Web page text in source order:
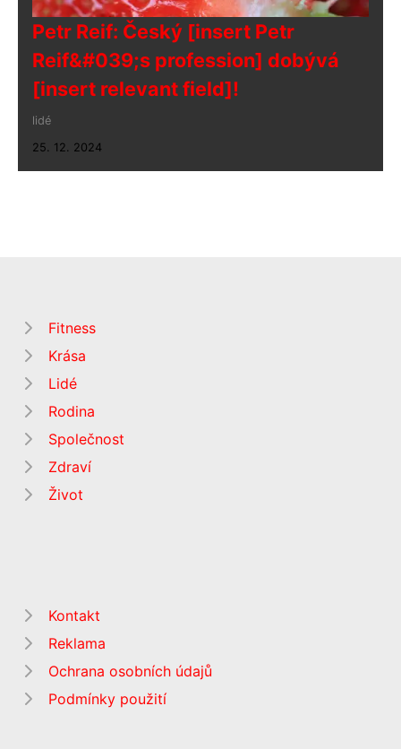
Petr Reif: Český [insert Petr
Reif&#039;s profession] dobývá
[insert relevant field]!
lidé
25. 12. 2024
Fitness
Krása
Lidé
Rodina
Společnost
Zdraví
Život
Kontakt
Reklama
Ochrana osobních údajů
Podmínky použití